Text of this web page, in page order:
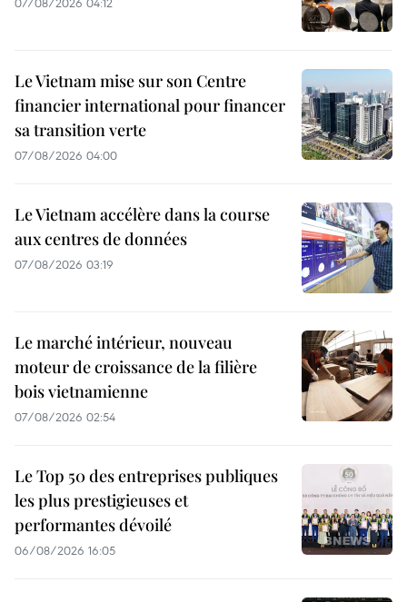
Le Vietnam mise sur son Centre
financier international pour financer
sa transition verte
07/08/2026 04:00
Le Vietnam accélère dans la course
aux centres de données
07/08/2026 03:19
Le marché intérieur, nouveau
moteur de croissance de la filière
bois vietnamienne
07/08/2026 02:54
Le Top 50 des entreprises publiques
les plus prestigieuses et
performantes dévoilé
06/08/2026 16:05